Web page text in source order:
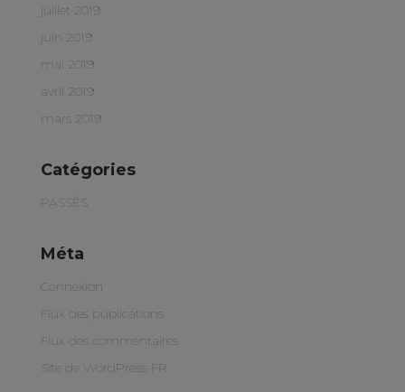
juillet 2019
juin 2019
mai 2019
avril 2019
mars 2019
Catégories
PASSÉS
Méta
Connexion
Flux des publications
Flux des commentaires
Site de WordPress-FR